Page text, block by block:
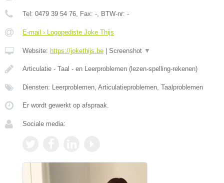
Tel: 0479 39 54 76, Fax: -, BTW-nr: -
E-mail › Logopediste Joke Thijs
Website: https://jokethijs.be Screenshot ▼
Articulatie - Taal - en Leerproblemen (lezen-spelling-rekenen)
Diensten: Leerproblemen, Articulatieproblemen, Taalproblemen
Er wordt gewerkt op afspraak.
Sociale media: